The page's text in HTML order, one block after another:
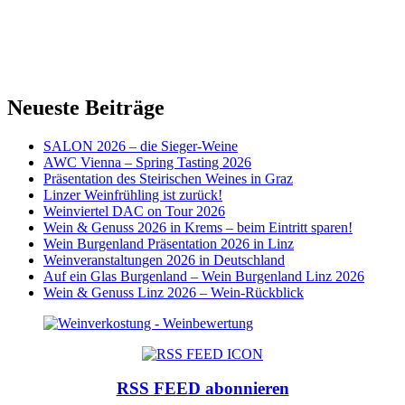
Neueste Beiträge
SALON 2026 – die Sieger-Weine
AWC Vienna – Spring Tasting 2026
Präsentation des Steirischen Weines in Graz
Linzer Weinfrühling ist zurück!
Weinviertel DAC on Tour 2026
Wein & Genuss 2026 in Krems – beim Eintritt sparen!
Wein Burgenland Präsentation 2026 in Linz
Weinveranstaltungen 2026 in Deutschland
Auf ein Glas Burgenland – Wein Burgenland Linz 2026
Wein & Genuss Linz 2026 – Wein-Rückblick
RSS FEED abonnieren